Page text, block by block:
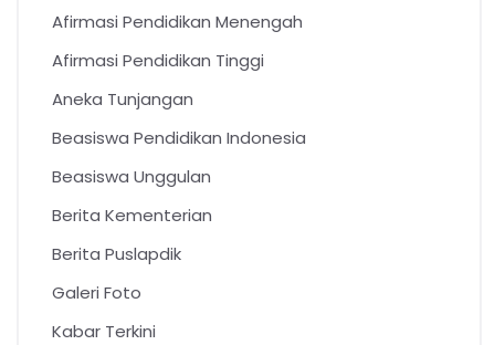
Afirmasi Pendidikan Menengah
Afirmasi Pendidikan Tinggi
Aneka Tunjangan
Beasiswa Pendidikan Indonesia
Beasiswa Unggulan
Berita Kementerian
Berita Puslapdik
Galeri Foto
Kabar Terkini